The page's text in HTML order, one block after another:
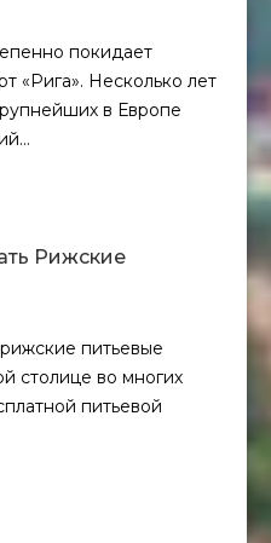
покидает
«Рига». Несколько лет
в Европе
Рижские
питьевые
столице во многих
питьевой